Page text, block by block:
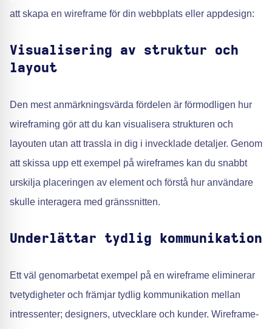
att skapa en wireframe för din webbplats eller appdesign:
Visualisering av struktur och
layout
Den mest anmärkningsvärda fördelen är förmodligen hur
wireframing gör att du kan visualisera strukturen och
layouten utan att trassla in dig i invecklade detaljer. Genom
att skissa upp ett exempel på wireframes kan du snabbt
urskilja placeringen av element och förstå hur användare
skulle interagera med gränssnitten.
Underlättar tydlig kommunikation
Ett väl genomarbetat exempel på en wireframe eliminerar
tvetydigheter och främjar tydlig kommunikation mellan
intressenter; designers, utvecklare och kunder. Wireframe-